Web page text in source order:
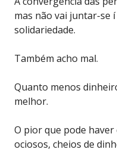
mas não vai juntar-se
solidariedade.
Também acho mal.
Quanto menos
melhor.
O pior que pode
ociosos, cheios de